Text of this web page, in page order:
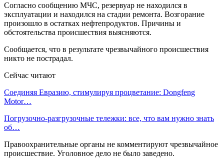
Согласно сообщению МЧС, резервуар не находился в
эксплуатации и находился на стадии ремонта. Возгорание
произошло в остатках нефтепродуктов. Причины и
обстоятельства происшествия выясняются.
Сообщается, что в результате чрезвычайного происшествия
никто не пострадал.
Сейчас читают
Соединяя Евразию, стимулируя процветание: Dongfeng
Motor…
Погрузочно-разгрузочные тележки: все, что вам нужно знать
об…
Правоохранительные органы не комментируют чрезвычайное
происшествие. Уголовное дело не было заведено.